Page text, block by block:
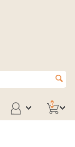
0